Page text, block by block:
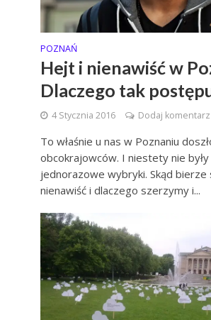
POZNAŃ
Hejt i nienawiść w
Dlaczego tak
4 Stycznia 2016 Dodaj komentarz
To właśnie u nas w Poznaniu
obcokrajowców. I niestety nie
jednorazowe wybryki. Skąd bierze
nienawiść i dlaczego szerzymy i...